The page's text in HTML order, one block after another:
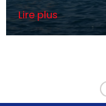
Lire plus